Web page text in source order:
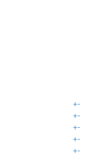
+-
+-
+-
+-
+-